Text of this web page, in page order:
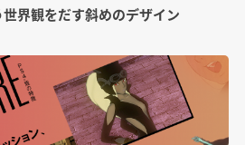
界観をだす斜めのデザイン